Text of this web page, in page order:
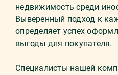
недвижимость среди
Выверенный подход к
определяет успех
выгоды для покупателя.
Специалисты нашей